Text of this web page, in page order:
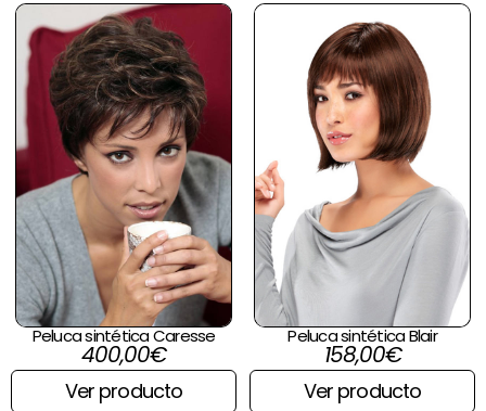
Peluca sintética Caresse
400,00€
Ver producto
Peluca sintética Blair
158,00€
Ver producto